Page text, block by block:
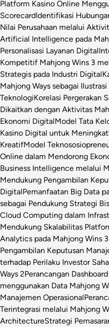
Platform Kasino Online
ScorecardIdentifikasi
Nilai Perusahaan melalui
Artificial Intelligence pada
Personalisasi Layanan Digital
Kompetitif Mahjong Wins 3
Strategis pada Industri Digital
Mahjong Ways sebagai
TeknologiKorelasi Pergerakan
Dikaitkan dengan Aktivitas
Ekonomi DigitalModel Tata
Kasino Digital untuk
KreatifModel
Online dalam Mendorong
Business Intelligence melalui
Mendukung Pengambilan
DigitalPemanfaatan Big Data
sebagai Pendukung Strategi
Cloud Computing dalam
Mendukung Skalabilitas
Analytics pada Mahjong Wins
Pengambilan Keputusan
terhadap Perilaku Investor
Ways 2Perancangan
menggunakan Data Mahjong
Manajemen Operasional
Terintegrasi melalui Mahjong
ArchitectureStrategi